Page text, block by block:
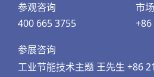
参观咨询
400 665 3755
市
参展咨询
工业节能技术主题 王先生 +86